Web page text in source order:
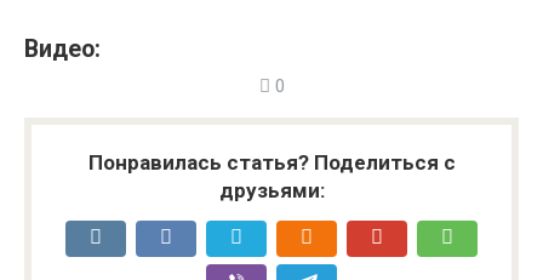
Видео:
0
Понравилась статья? Поделиться с
друзьями: